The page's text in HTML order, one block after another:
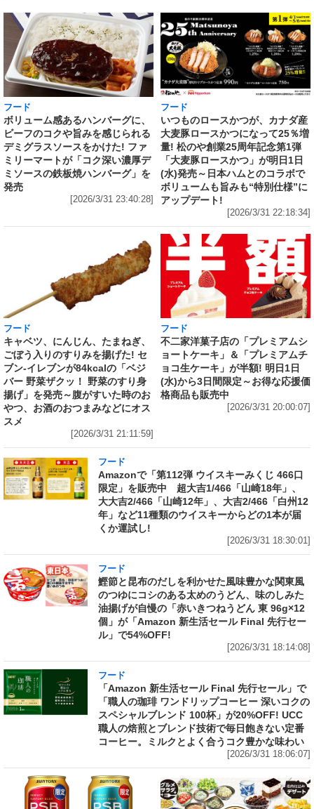
フード
ボリューム感あるハンバーグに、
ビーフのコクや旨みを感じられる
デミグラスソースをかけた! ファ
ミリーマートが「コク深い濃厚デ
ミソースの鉄板焼ハンバーグ」を
発売
[2026/3/31 23:40:28]
フード
いつものロースかつが、カナダ産
大麦豚ロースかつになって25％増
量! 松のや創業25周年記念第1弾
「大麦豚ロースかつ」が明日1日
(水)発売～日本ハムとのコラボで
ボリュームも旨みも“特別仕様”に
アップデート!
[2026/3/31 22:18:34]
フード
キャベツ、にんじん、たまねぎ、
ごぼう入りのすりみを揚げた! セ
ブン‐イレブンが84kcalの「ベジ
バー 野菜ザクッ！ 野菜のすり身
揚げ」を発売～腹がすいた時のお
やつ、お酒のおつまみなどにオス
スメ
[2026/3/31 21:11:59]
フード
不二家洋菓子店の「プレミアムシ
ョートケーキ」＆「プレミアムチ
ョコ生ケーキ」が半額! 明日1日
(水)から3日間限定～お得な応援価
格商品も販売中
[2026/3/31 20:00:07]
フード
Amazonで「第112弾 ウイスキーみくじ 466口
限定」を販売中 超大吉1/466「山崎18年」、
大大吉2/466「山崎12年」、大吉2/466「白州12
年」など11種類のウイスキーからどの1本が届
くか運試し!
[2026/3/31 18:30:01]
フード
鰹節と昆布のだしを利かせた風味豊かな関東風
のつゆにコシのある太めのうどん、味のしみた
油揚げが自慢の「赤いきつねうどん 東 96g×12
個」が「Amazon 新生活セール Final 先行セー
ル」で54%OFF!
[2026/3/31 18:14:08]
フード
「Amazon 新生活セール Final 先行セール」で
「職人の珈琲 ワンドリップコーヒー 深いコクの
スペシャルブレンド 100杯」が20%OFF! UCC
職人の焙煎とブレンド技術で毎日飽きない定番
コーヒー。ミルクとよく合うコク豊かな味わい
[2026/3/31 18:06:07]